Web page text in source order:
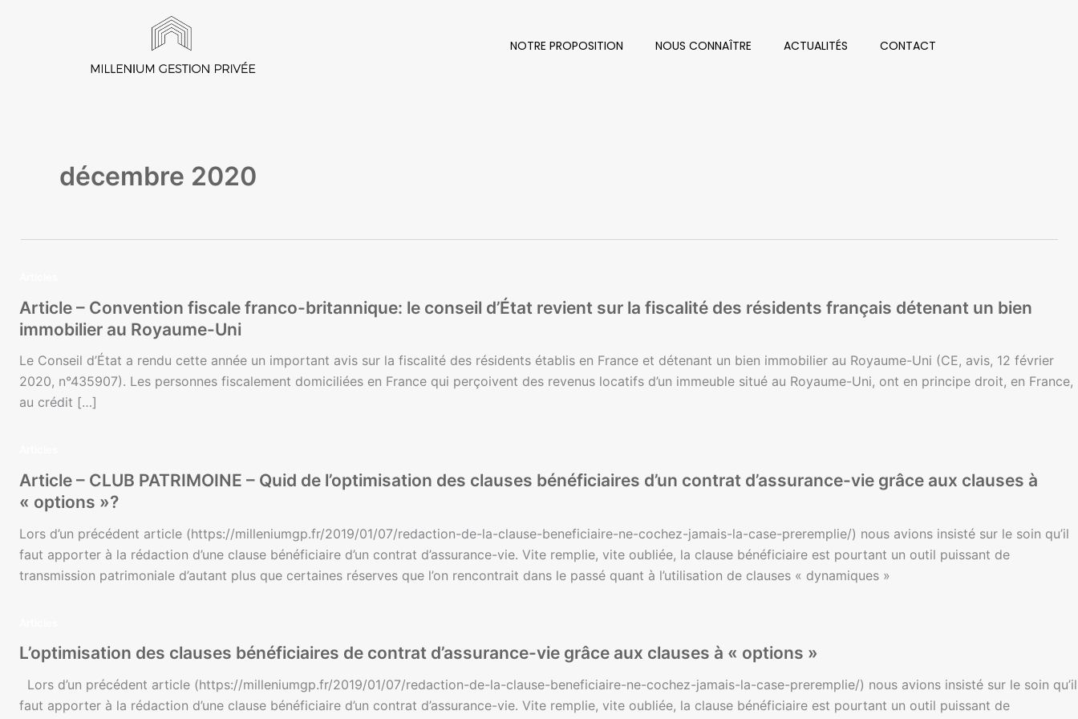
NOTRE PROPOSITION NOUS CONNAÎTRE ACTUALITÉS CONTACT
décembre 2020
Article – Convention fiscale franco-britannique: le conseil d’État revient sur la fiscalité des résidents français détenant un bien
immobilier au Royaume-Uni
Le Conseil d’État a rendu cette année un important avis sur la fiscalité des résidents établis en France et détenant un bien immobilier au Royaume-Uni (CE, avis, 12 février
2020, n°435907). Les personnes fiscalement domiciliées en France qui perçoivent des revenus locatifs d’un immeuble situé au Royaume-Uni, ont en principe droit, en France,
au crédit […]
Article – CLUB PATRIMOINE – Quid de l’optimisation des clauses bénéficiaires d’un contrat d’assurance-vie grâce aux clauses à
« options »?
Lors d’un précédent article (https://milleniumgp.fr/2019/01/07/redaction-de-la-clause-beneficiaire-ne-cochez-jamais-la-case-preremplie/) nous avions insisté sur le soin qu’il
faut apporter à la rédaction d’une clause bénéficiaire d’un contrat d’assurance-vie. Vite remplie, vite oubliée, la clause bénéficiaire est pourtant un outil puissant de
transmission patrimoniale d’autant plus que certaines réserves que l’on rencontrait dans le passé quant à l’utilisation de clauses « dynamiques »
L’optimisation des clauses bénéficiaires de contrat d’assurance-vie grâce aux clauses à « options »
Lors d’un précédent article (https://milleniumgp.fr/2019/01/07/redaction-de-la-clause-beneficiaire-ne-cochez-jamais-la-case-preremplie/) nous avions insisté sur le soin qu’il
faut apporter à la rédaction d’une clause bénéficiaire d’un contrat d’assurance-vie. Vite remplie, vite oubliée, la clause bénéficiaire est pourtant un outil puissant de